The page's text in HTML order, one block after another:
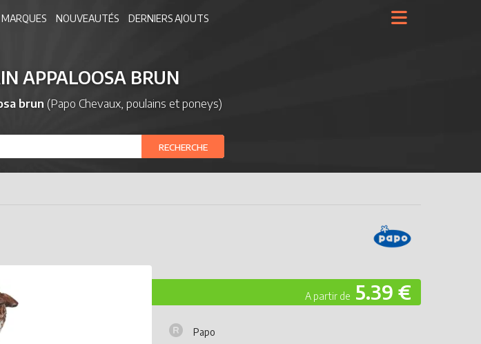
MARQUES NOUVEAUTÉS DERNIERS AJOUTS
APPALOOSA BRUN
brun (Papo Chevaux, poulains et poneys)
RECHERCHE
5.39 €
Papo